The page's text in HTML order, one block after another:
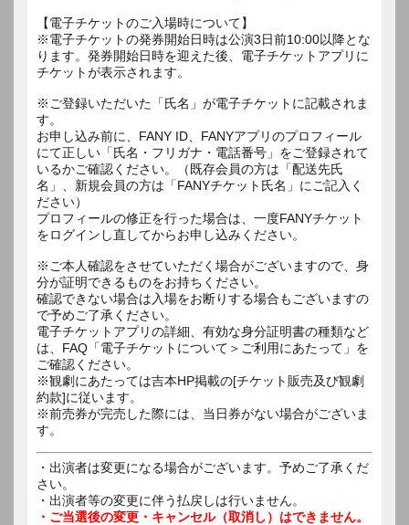
【電子チケットのご入場時について】
※電子チケットの発券開始日時は公演3日前10:00以降とな
ります。発券開始日時を迎えた後、電子チケットアプリに
チケットが表示されます。
※ご登録いただいた「氏名」が電子チケットに記載されま
す。
お申し込み前に、FANY ID、FANYアプリのプロフィール
にて正しい「氏名・フリガナ・電話番号」をご登録されて
いるかご確認ください。（既存会員の方は「配送先氏
名」、新規会員の方は「FANYチケット氏名」にご記入く
ださい）
プロフィールの修正を行った場合は、一度FANYチケット
をログインし直してからお申し込みください。
※ご本人確認をさせていただく場合がございますので、身
分が証明できるものをお持ちください。
確認できない場合は入場をお断りする場合もございますの
で予めご了承ください。
電子チケットアプリの詳細、有効な身分証明書の種類など
は、FAQ「電子チケットについて＞ご利用にあたって」を
ご確認ください。
※観劇にあたっては吉本HP掲載の[チケット販売及び観劇
約款]に従います。
※前売券が完売した際には、当日券がない場合がございま
す。
・出演者は変更になる場合がございます。予めご了承くだ
さい。
・出演者等の変更に伴う払戻しは行いません。
・ご当選後の変更・キャンセル（取消し）はできません。